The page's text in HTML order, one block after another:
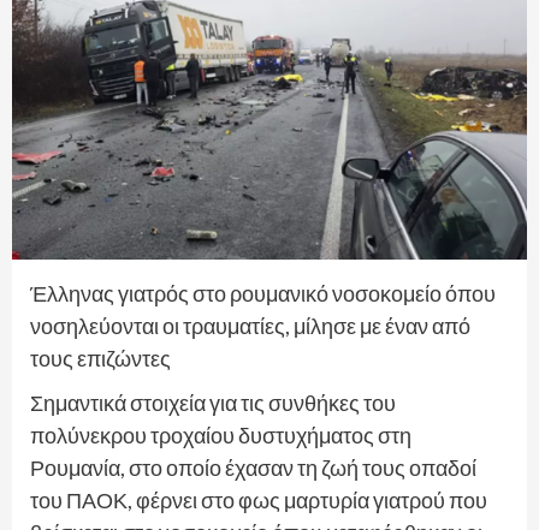
Έλληνας γιατρός στο ρουμανικό νοσοκομείο όπου
νοσηλεύονται οι τραυματίες, μίλησε με έναν από
τους επιζώντες
Σημαντικά στοιχεία για τις συνθήκες του
πολύνεκρου τροχαίου δυστυχήματος στη
Ρουμανία, στο οποίο έχασαν τη ζωή τους οπαδοί
του ΠΑΟΚ, φέρνει στο φως μαρτυρία γιατρού που